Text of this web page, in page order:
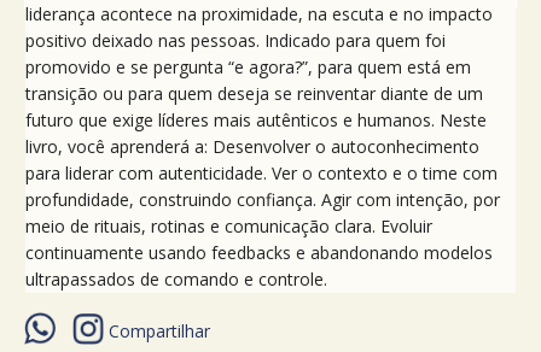
liderança acontece na proximidade, na escuta e no impacto
positivo deixado nas pessoas. Indicado para quem foi
promovido e se pergunta “e agora?”, para quem está em
transição ou para quem deseja se reinventar diante de um
futuro que exige líderes mais autênticos e humanos. Neste
livro, você aprenderá a: Desenvolver o autoconhecimento
para liderar com autenticidade. Ver o contexto e o time com
profundidade, construindo confiança. Agir com intenção, por
meio de rituais, rotinas e comunicação clara. Evoluir
continuamente usando feedbacks e abandonando modelos
ultrapassados de comando e controle.
Compartilhar